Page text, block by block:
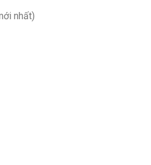
nhất)